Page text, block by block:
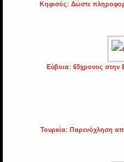
Κηφισός: Δώστε
Εύβοια: 65χρονος στην
Τουρκία: Παρενόχληση